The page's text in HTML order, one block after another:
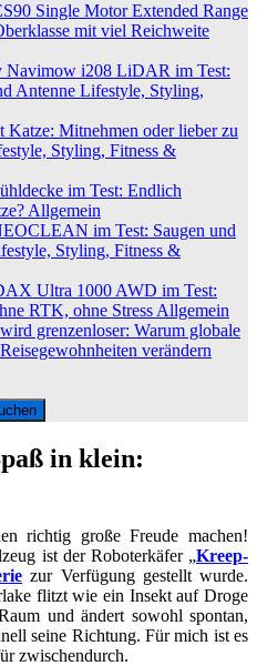
Single Motor Extended Range
mit viel Reichweite
Navimow i208 LiDAR im Test:
Antenne Lifestyle, Styling,
Katze: Mitnehmen oder lieber zu
Styling, Fitness &
im Test: Endlich
Allgemein
im Test: Saugen und
Styling, Fitness &
Ultra 1000 AWD im Test:
RTK, ohne Stress Allgemein
grenzenloser: Warum globale
verändern
in klein:
richtig große Freude machen!
ist der Roboterkäfer „Kreep-
zur Verfügung gestellt wurde.
flitzt wie ein Insekt auf Droge
und ändert sowohl spontan,
seine Richtung. Für mich ist es
zwischendurch.